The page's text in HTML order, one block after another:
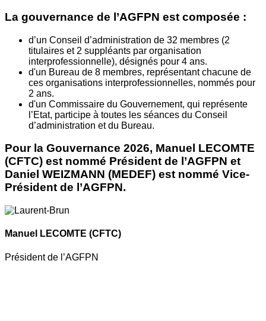
La gouvernance de l’AGFPN est composée :
d’un Conseil d’administration de 32 membres (2
titulaires et 2 suppléants par organisation
interprofessionnelle), désignés pour 4 ans.
d'un Bureau de 8 membres, représentant chacune de
ces organisations interprofessionnelles, nommés pour
2 ans.
d'un Commissaire du Gouvernement, qui représente
l’Etat, participe à toutes les séances du Conseil
d’administration et du Bureau.
Pour la Gouvernance 2026, Manuel LECOMTE
(CFTC) est nommé Président de l’AGFPN et
Daniel WEIZMANN (MEDEF) est nommé Vice-
Président de l’AGFPN.
Manuel LECOMTE (CFTC)
Président de l’AGFPN